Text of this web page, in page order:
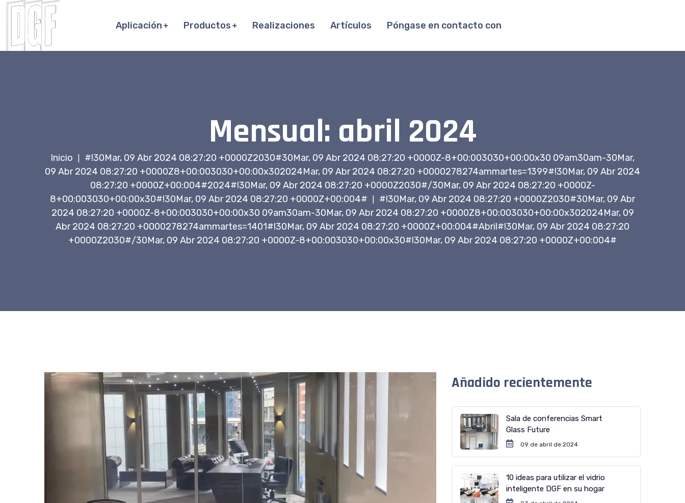
Aplicación Productos Realizaciones Artículos Póngase en contacto con
Mensual: abril 2024
Inicio
#!30Mar, 09 Abr 2024 08:27:20 +0000Z2030#30Mar, 09 Abr 2024 08:27:20 +0000Z-8+00:003030+00:00x30 09am30am-30Mar,
09 Abr 2024 08:27:20 +0000Z8+00:003030+00:00x302024Mar, 09 Abr 2024 08:27:20 +0000278274ammartes=1399#!30Mar, 09 Abr 2024
08:27:20 +0000Z+00:004#2024#!30Mar, 09 Abr 2024 08:27:20 +0000Z2030#/30Mar, 09 Abr 2024 08:27:20 +0000Z-
8+00:003030+00:00x30#!30Mar, 09 Abr 2024 08:27:20 +0000Z+00:004#
#!30Mar, 09 Abr 2024 08:27:20 +0000Z2030#30Mar, 09 Abr
2024 08:27:20 +0000Z-8+00:003030+00:00x30 09am30am-30Mar, 09 Abr 2024 08:27:20 +0000Z8+00:003030+00:00x302024Mar, 09
Abr 2024 08:27:20 +0000278274ammartes=1401#!30Mar, 09 Abr 2024 08:27:20 +0000Z+00:004#abril#!30Mar, 09 Abr 2024 08:27:20
+0000Z2030#/30Mar, 09 Abr 2024 08:27:20 +0000Z-8+00:003030+00:00x30#!30Mar, 09 Abr 2024 08:27:20 +0000Z+00:004#
Añadido recientemente
Sala de conferencias Smart
Glass Future
09 de abril de 2024
10 ideas para utilizar el vidrio
inteligente DGF en su hogar